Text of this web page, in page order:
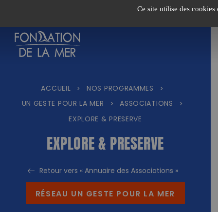
Ce site utilise des
contenu
ACCUEIL > NOS PROGRAMMES
>
UN GESTE POUR LA MER
> ASSOCIATIONS
>
EXPLORE & PRESERVE
EXPLORE & PRESERVE
Retour vers « Annuaire des Associations »
RÉSEAU UN GESTE POUR LA MER